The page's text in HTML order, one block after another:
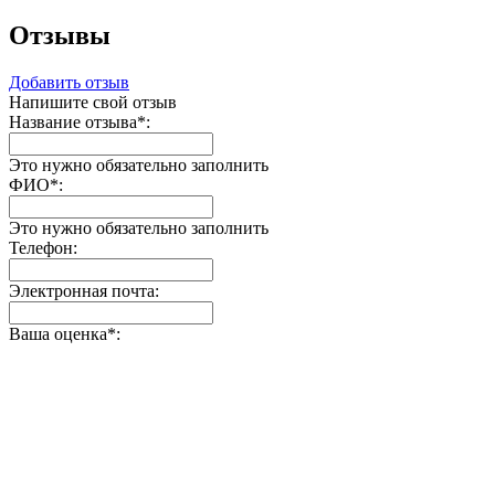
Отзывы
Добавить отзыв
Напишите свой отзыв
Название отзыва*:
Это нужно обязательно заполнить
ФИО*:
Это нужно обязательно заполнить
Телефон:
Электронная почта:
Ваша оценка*: